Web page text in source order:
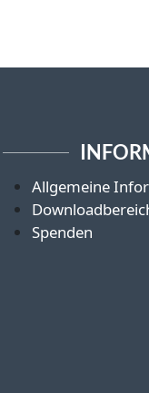
Allgemeine
Spenden